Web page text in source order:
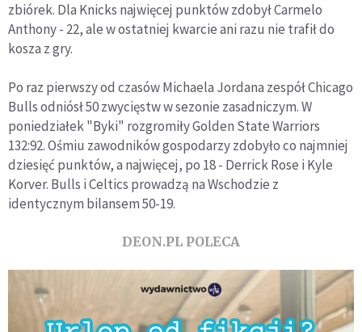
zbiórek. Dla Knicks najwięcej punktów zdobył Carmelo
Anthony - 22, ale w ostatniej kwarcie ani razu nie trafił do
kosza z gry.
Po raz pierwszy od czasów Michaela Jordana zespół Chicago
Bulls odniósł 50 zwycięstw w sezonie zasadniczym. W
poniedziałek "Byki" rozgromiły Golden State Warriors
132:92. Ośmiu zawodników gospodarzy zdobyło co najmniej
dziesięć punktów, a najwięcej, po 18 - Derrick Rose i Kyle
Korver. Bulls i Celtics prowadzą na Wschodzie z
identycznym bilansem 50-19.
DEON.PL POLECA